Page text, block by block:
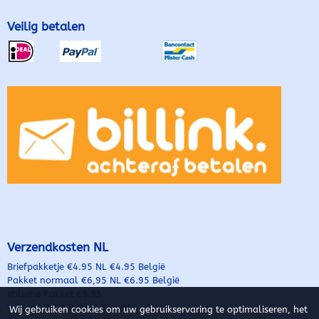
Veilig betalen
Verzendkosten NL
Briefpakketje €4.95 NL €4.95 België
Pakket normaal €6,95 NL €6.95 België
Volume PLUS Pakket €16.95
Wij gebruiken cookies om uw gebruikservaring te optimaliseren, het